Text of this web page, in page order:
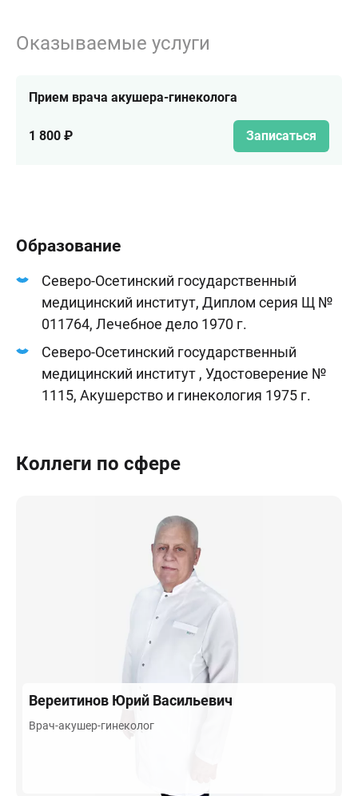
Оказываемые услуги
Прием врача акушера-гинеколога
1 800 ₽ Записаться
Образование
Северо-Осетинский государственный
медицинский институт, Диплом серия Щ №
011764, Лечебное дело 1970 г.
Северо-Осетинский государственный
медицинский институт , Удостоверение №
1115, Акушерство и гинекология 1975 г.
Коллеги по сфере
Вереитинов Юрий Васильевич
Врач-акушер-гинеколог